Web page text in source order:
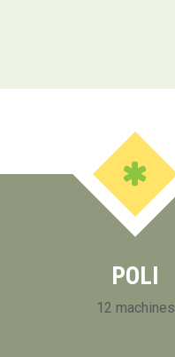
POLI
12 machines